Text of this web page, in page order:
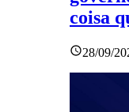
coisa
28/09/